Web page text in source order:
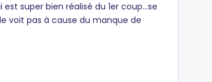
super bien réalisé du 1er coup...se
voit pas à cause du manque de